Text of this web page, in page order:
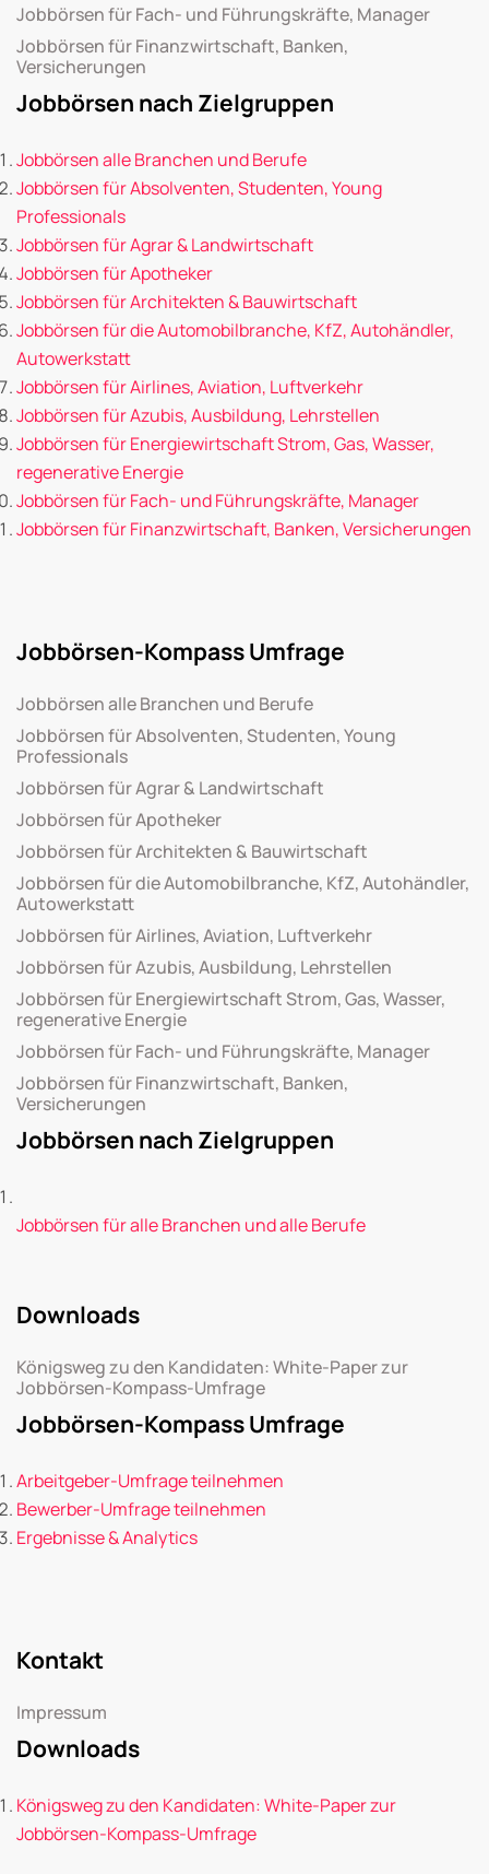
Jobbörsen für Fach- und Führungskräfte, Manager
Jobbörsen für Finanzwirtschaft, Banken,
Versicherungen
Jobbörsen nach Zielgruppen
Jobbörsen alle Branchen und Berufe
Jobbörsen für Absolventen, Studenten, Young
Professionals
Jobbörsen für Agrar & Landwirtschaft
Jobbörsen für Apotheker
Jobbörsen für Architekten & Bauwirtschaft
Jobbörsen für die Automobilbranche, KfZ, Autohändler,
Autowerkstatt
Jobbörsen für Airlines, Aviation, Luftverkehr
Jobbörsen für Azubis, Ausbildung, Lehrstellen
Jobbörsen für Energiewirtschaft Strom, Gas, Wasser,
regenerative Energie
Jobbörsen für Fach- und Führungskräfte, Manager
Jobbörsen für Finanzwirtschaft, Banken, Versicherungen
Jobbörsen-Kompass Umfrage
Jobbörsen alle Branchen und Berufe
Jobbörsen für Absolventen, Studenten, Young
Professionals
Jobbörsen für Agrar & Landwirtschaft
Jobbörsen für Apotheker
Jobbörsen für Architekten & Bauwirtschaft
Jobbörsen für die Automobilbranche, KfZ, Autohändler,
Autowerkstatt
Jobbörsen für Airlines, Aviation, Luftverkehr
Jobbörsen für Azubis, Ausbildung, Lehrstellen
Jobbörsen für Energiewirtschaft Strom, Gas, Wasser,
regenerative Energie
Jobbörsen für Fach- und Führungskräfte, Manager
Jobbörsen für Finanzwirtschaft, Banken,
Versicherungen
Jobbörsen nach Zielgruppen
Jobbörsen für alle Branchen und alle Berufe
Downloads
Königsweg zu den Kandidaten: White-Paper zur
Jobbörsen-Kompass-Umfrage
Jobbörsen-Kompass Umfrage
Arbeitgeber-Umfrage teilnehmen
Bewerber-Umfrage teilnehmen
Ergebnisse & Analytics
Kontakt
Impressum
Downloads
Königsweg zu den Kandidaten: White-Paper zur
Jobbörsen-Kompass-Umfrage